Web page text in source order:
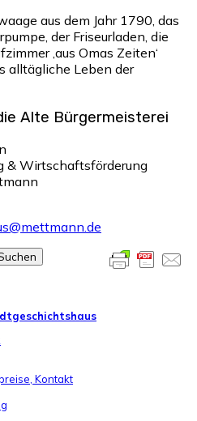
aus dem Jahr 1790, das
der Friseurladen, die
‚aus Omas Zeiten‘
alltägliche Leben der
Alte Bürgermeisterei
& Wirtschaftsförderung
Kontakt